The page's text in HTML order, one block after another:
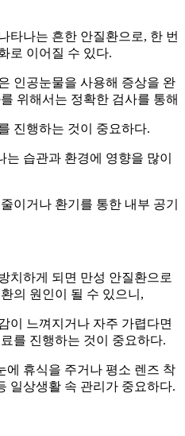
타나는 흔한 안질환으로, 한 번
로 이어질 수 있다.
인공눈물을 사용해 증상을 완
위해서는 정확한 검사를 통해
진행하는 것이 중요하다.
습관과 환경에 영향을 많이
이거나 환기를 통한 내부 공기
치하게 되면 만성 안질환으로
의 원인이 될 수 있으니,
이 느껴지거나 자주 가렵다면
를 진행하는 것이 중요하다.
에 휴식을 주거나 평소 렌즈 착
일상생활 속 관리가 중요하다.